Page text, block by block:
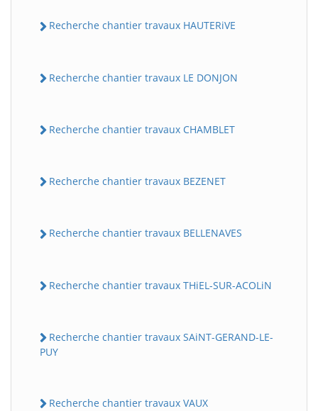
Recherche chantier travaux HAUTERiVE
Recherche chantier travaux LE DONJON
Recherche chantier travaux CHAMBLET
Recherche chantier travaux BEZENET
Recherche chantier travaux BELLENAVES
Recherche chantier travaux THiEL-SUR-ACOLiN
Recherche chantier travaux SAiNT-GERAND-LE-
PUY
Recherche chantier travaux VAUX